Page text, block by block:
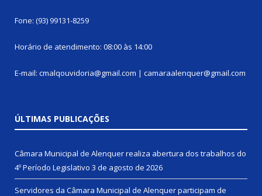
Fone: (93) 99131-8259
Horário de atendimento: 08:00 às 14:00
E-mail: cmalqouvidoria@gmail.com | camaraalenquer@gmail.com
ÚLTIMAS PUBLICAÇÕES
Câmara Municipal de Alenquer realiza abertura dos trabalhos do
4º Período Legislativo 3 de agosto de 2026
Servidores da Câmara Municipal de Alenquer participam de